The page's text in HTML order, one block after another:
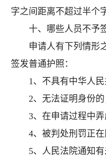
字之间距离不超过半个字
十、哪些人员不予签
申请人有下列情形之
签发普通护照：
1、不具有中华人民
2、无法证明身份的
3、在申请过程中弄
4、被判处刑罚正在
5、人民法院通知有